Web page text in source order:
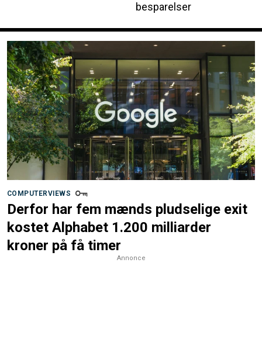
besparelser
COMPUTERVIEWS
Derfor har fem mænds pludselige exit
kostet Alphabet 1.200 milliarder
kroner på få timer
Annonce